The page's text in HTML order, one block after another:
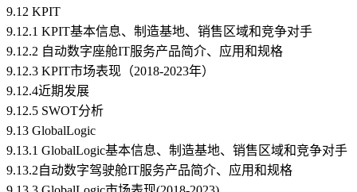
9.12 KPIT
9.12.1 KPIT基本信息、制造基地、销售区域和竞争对手
9.12.2 自动数字座舱IT服务产品简介、应用和规格
9.12.3 KPIT市场表现（2018-2023年）
9.12.4近期发展
9.12.5 SWOT分析
9.13 GlobalLogic
9.13.1 GlobalLogic基本信息、制造基地、销售区域和竞争对手
9.13.2自动数字驾驶舱IT服务产品简介、应用和规格